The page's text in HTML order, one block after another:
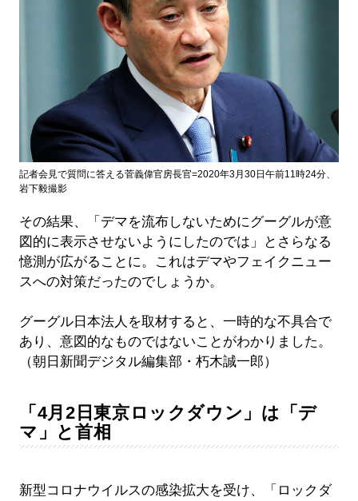
記者会見で質問に答える菅義偉官房長官=2020年3月30日午前11時24分、
岩下毅撮影
その結果、「デマを流布しないためにグーグルが意
図的に表示させないようにしたのでは」とさらなる
憶測が広がることに。これはデマやフェイクニュー
スへの対策だったのでしょうか。
グーグル日本法人を取材すると、一時的な不具合で
あり、意図的なものではないことがわかりました。
（朝日新聞デジタル編集部・朽木誠一郎）
「4月2日東京ロックダウン」は「デ
マ」と首相
新型コロナウイルスの感染拡大を受け、「ロックダ